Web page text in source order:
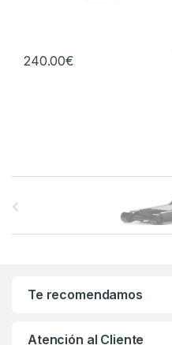
240.00€
Te recomendamos
Atención al Cliente